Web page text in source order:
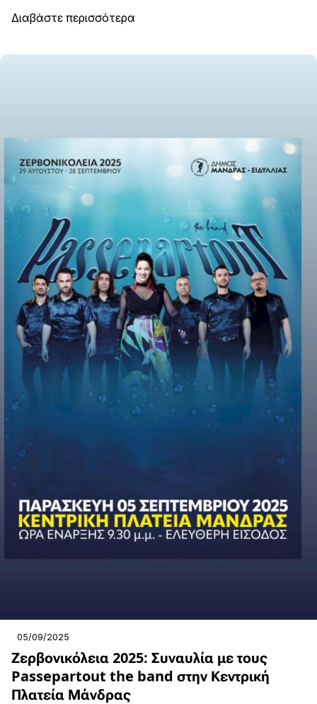
Διαβάστε περισσότερα
05/09/2025
Ζερβονικόλεια 2025: Συναυλία με τους
Passepartout the band στην Κεντρική
Πλατεία Μάνδρας